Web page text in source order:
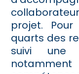
projet.
quarts des
suivi une